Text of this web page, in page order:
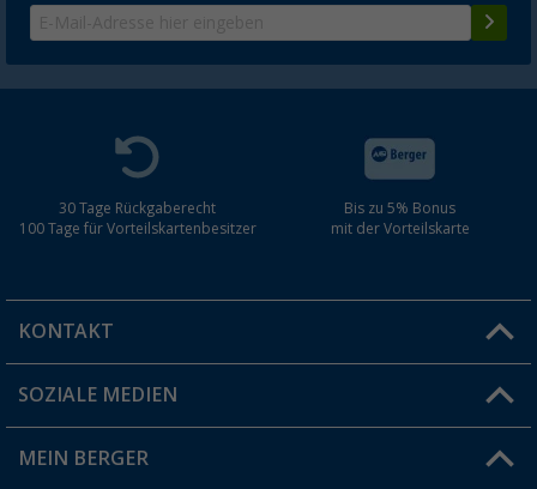
30 Tage Rückgaberecht
100 Tage für Vorteilskartenbesitzer
Bis zu 5% Bonus
mit der Vorteilskarte
KONTAKT
Du hast eine Frage?
Filiale finden
SOZIALE MEDIEN
MEIN BERGER